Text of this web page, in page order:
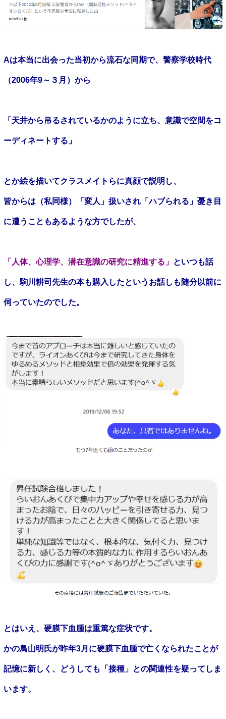
Aは本当に出会った当初から流石な同期で、警察学校時代
（2006年9～３月）から
「天井から吊るされているかのように立ち、意識で空間をコ
ーディネートする」
とか絵を描いてクラスメイトらに真顔で説明し、
皆からは（私同様）「変人」扱いされ「ハブられる」憂き目
に遭うこともあるような方でしたが、
「人体、心理学、潜在意識の研究に精進する」 といつも話
し、駒川耕司先生の本も購入したというお話しも随分以前に
伺っていたのでした。
とはいえ、硬膜下血腫は重篤な症状です。
かの鳥山明氏が昨年3月に硬膜下血腫で亡くなられたことが
記憶に新しく、どうしても「接種」との関連性を疑ってしま
います。